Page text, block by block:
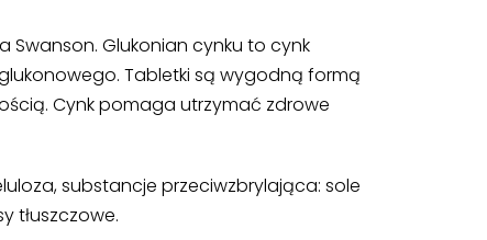
Glukonian cynku to cynk
Tabletki są wygodną formą
Cynk pomaga utrzymać zdrowe
substancje przeciwzbrylająca: sole
tłuszczowe.